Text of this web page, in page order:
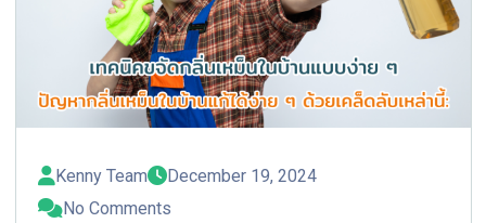
Kenny Team
December 19, 2024
No Comments